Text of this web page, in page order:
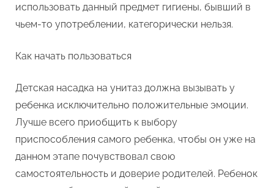
использовать данный предмет гигиены, бывший в
чьем-то употреблении, категорически нельзя.
Как начать пользоваться
Детская насадка на унитаз должна вызывать у
ребенка исключительно положительные эмоции.
Лучше всего приобщить к выбору
приспособления самого ребенка, чтобы он уже на
данном этапе почувствовал свою
самостоятельность и доверие родителей. Ребенок